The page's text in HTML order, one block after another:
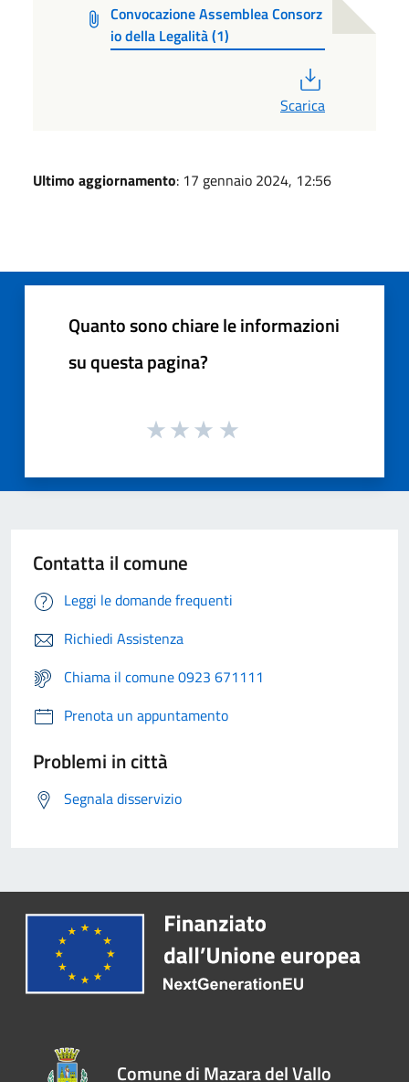
Convocazione Assemblea Consorz
io della Legalità (1)
Scarica
Ultimo aggiornamento: 17 gennaio 2024, 12:56
Quanto sono chiare le informazioni
su questa pagina?
Contatta il comune
Leggi le domande frequenti
Richiedi Assistenza
Chiama il comune 0923 671111
Prenota un appuntamento
Problemi in città
Segnala disservizio
Comune di Mazara del Vallo